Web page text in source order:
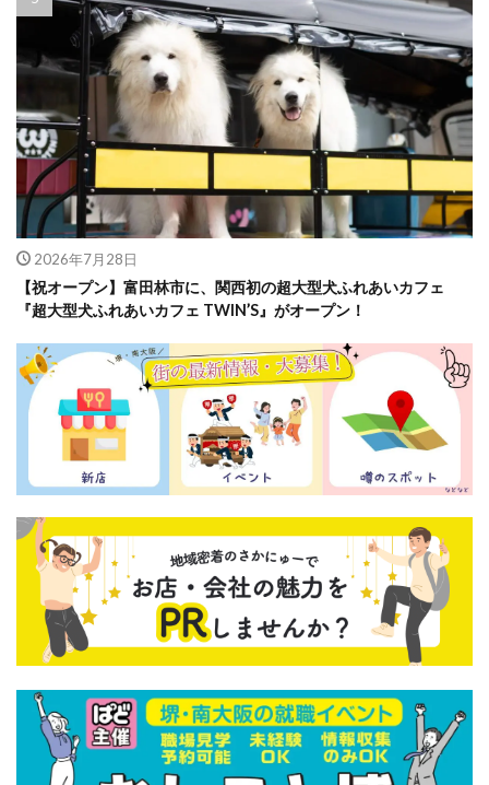
2026年7月28日
【祝オープン】富田林市に、関西初の超大型犬ふれあいカフェ
『超大型犬ふれあいカフェ TWIN’S』がオープン！